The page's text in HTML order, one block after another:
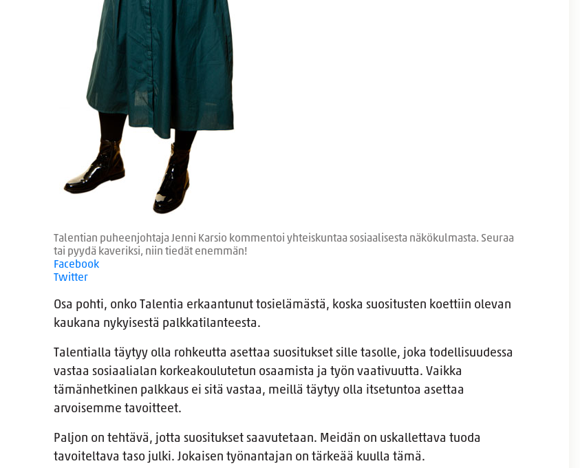
Talentian puheenjohtaja Jenni Karsio kommentoi yhteiskuntaa sosiaalisesta näkökulmasta. Seuraa
tai pyydä kaveriksi, niin tiedät enemmän!
Facebook
Twitter
Osa pohti, onko Talentia erkaantunut tosielämästä, koska suositusten koettiin olevan
kaukana nykyisestä palkkatilanteesta.
Talentialla täytyy olla rohkeutta asettaa suositukset sille tasolle, joka todellisuudessa
vastaa sosiaalialan korkeakoulutetun osaamista ja työn vaativuutta. Vaikka
tämänhetkinen palkkaus ei sitä vastaa, meillä täytyy olla itsetuntoa asettaa
arvoisemme tavoitteet.
Paljon on tehtävä, jotta suositukset saavutetaan. Meidän on uskallettava tuoda
tavoiteltava taso julki. Jokaisen työnantajan on tärkeää kuulla tämä.